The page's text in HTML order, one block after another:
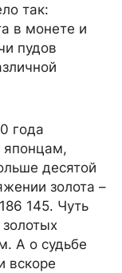
так:
в монете и
пудов
года
японцам,
десятой
золота –
145. Чуть
А о судьбе
вскоре